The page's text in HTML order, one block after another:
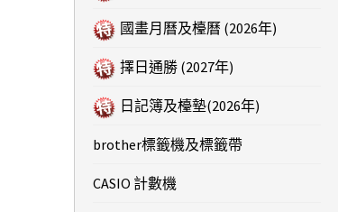
國畫月曆及檯曆 (2026年)
擇日通勝 (2027年)
日記簿及檯墊(2026年)
brother標籤機及標籤帶
CASIO 計數機